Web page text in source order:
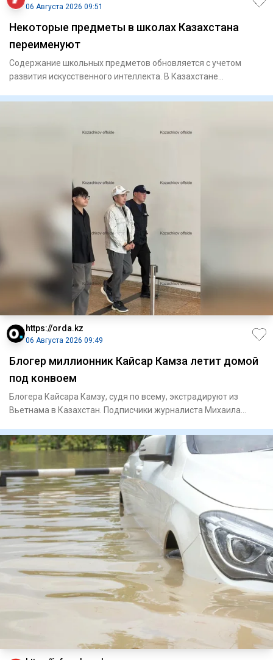
06 Августа 2026 09:51
Некоторые предметы в школах Казахстана
переименуют
Содержание школьных предметов обновляется с учетом
развития искусственного интеллекта. В Казахстане
https://orda.kz
06 Августа 2026 09:49
Блогер миллионник Кайсар Камза летит домой
под конвоем
Блогера Кайсара Камзу, судя по всему, экстрадируют из
Вьетнама в Казахстан. Подписчики журналиста Михаила